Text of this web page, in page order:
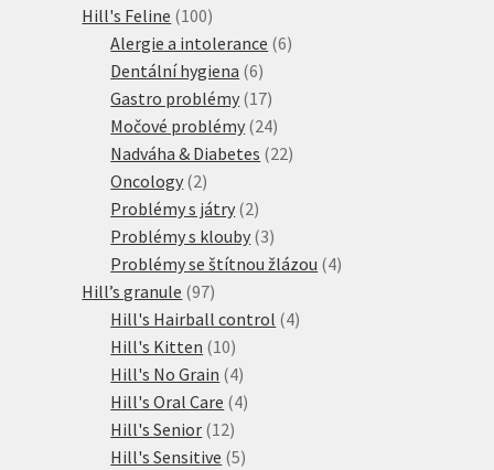
Hill's Feline 100100
produktů
Alergie a intolerance 66
Dentální hygiena 66
produktů
Gastro problémy 1717
produktů
Močové problémy 2424
produktů
Nadváha & Diabetes 2222
Oncology 22
produkty
Problémy s játry 22
produkty
Problémy s klouby 33
produkty
Problémy se štítnou žlázou 44
Hill’s granule 9797
produktů
Hill's Hairball control 44
Hill's Kitten 1010
produktů
Hill's No Grain 44
produkty
Hill's Oral Care 44
Hill's Senior 1212
produktů
Hill's Sensitive 55